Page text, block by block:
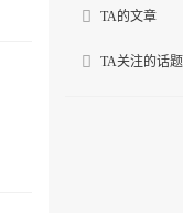
TA的文章
TA关注的话题